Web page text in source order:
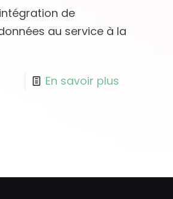
de
au service à la
En savoir plus